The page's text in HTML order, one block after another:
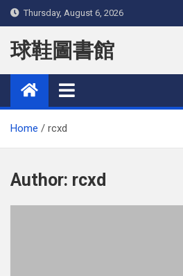
Skip
to
content
Thursday, August 6, 2026
球鞋圖書館
Home rcxd
Author: rcxd